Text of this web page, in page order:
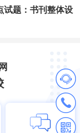
试题：书刊整体设